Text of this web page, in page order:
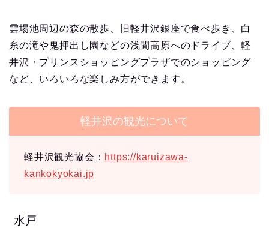
雲場池周辺の森の散歩、旧軽井沢銀座で食べ歩き、白
糸の滝や鬼押出し園などの浅間高原へのドライブ、軽
井沢・プリンスショッピングプラザでのショッピング
など、いろいろな楽しみ方ができます。
軽井沢の観光について
軽井沢観光協会： https://karuizawa-
kankokyokai.jp
水戸